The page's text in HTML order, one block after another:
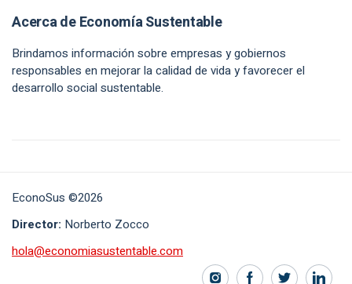
Acerca de Economía Sustentable
Brindamos información sobre empresas y gobiernos
responsables en mejorar la calidad de vida y favorecer el
desarrollo social sustentable.
EconoSus ©2026
Director: Norberto Zocco
hola@economiasustentable.com